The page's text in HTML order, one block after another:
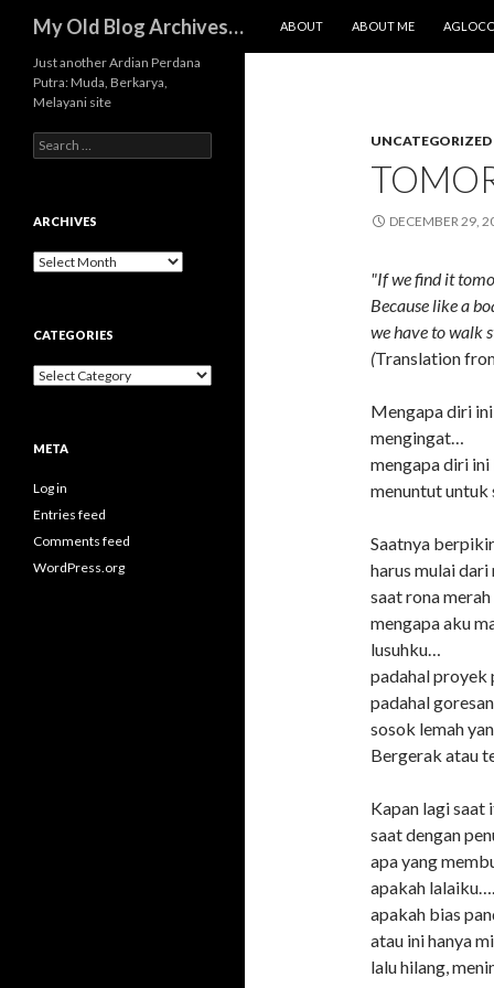
My Old Blog Archives…
ABOUT
ABOUT ME
UNCATEGORIZED
DECEMBER 29,
"If we find it
Because like a
we have to walk
(Translation
Mengapa diri
mengingat…
mengapa diri
menuntut untuk
Saatnya
harus mulai
saat rona
mengapa aku
lusuhku…
padahal proyek
padahal
sosok lemah
Bergerak atau
Kapan lagi saat
saat dengan
apa yang
apakah lalaiku….
apakah bias
atau ini hanya
lalu hilang,
Just another Ardian Perdana
Putra: Muda, Berkarya,
Melayani site
Search
for:
ARCHIVES
Archives
CATEGORIES
Categories
META
Log in
Entries feed
Comments feed
WordPress.org